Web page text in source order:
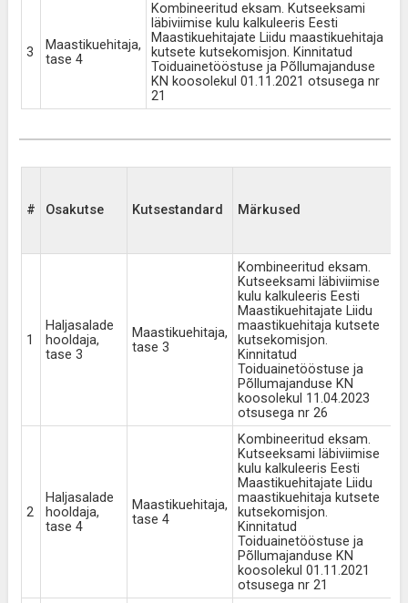
3
Maastikuehitaja,
tase 4
Kombineeritud eksam. Kutseeksami
läbiviimise kulu kalkuleeris Eesti
Maastikuehitajate Liidu maastikuehitaja
kutsete kutsekomisjon. Kinnitatud
Toiduainetööstuse ja Põllumajanduse
KN koosolekul 01.11.2021 otsusega nr
21
# Osakutse Kutsestandard Märkused
1
Haljasalade
hooldaja,
tase 3
Maastikuehitaja,
tase 3
Kombineeritud eksam.
Kutseeksami läbiviimise
kulu kalkuleeris Eesti
Maastikuehitajate Liidu
maastikuehitaja kutsete
kutsekomisjon.
Kinnitatud
Toiduainetööstuse ja
Põllumajanduse KN
koosolekul 11.04.2023
otsusega nr 26
2
Haljasalade
hooldaja,
tase 4
Maastikuehitaja,
tase 4
Kombineeritud eksam.
Kutseeksami läbiviimise
kulu kalkuleeris Eesti
Maastikuehitajate Liidu
maastikuehitaja kutsete
kutsekomisjon.
Kinnitatud
Toiduainetööstuse ja
Põllumajanduse KN
koosolekul 01.11.2021
otsusega nr 21